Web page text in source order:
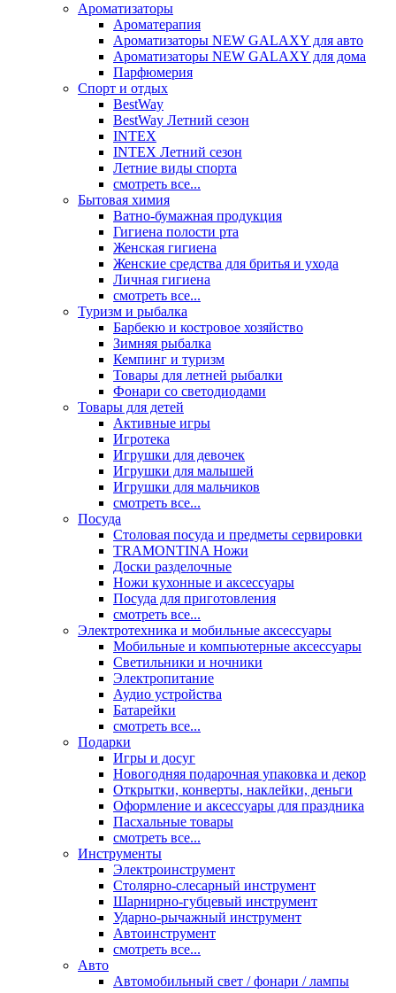
Ароматизаторы
Ароматерапия
Ароматизаторы NEW GALAXY для авто
Ароматизаторы NEW GALAXY для дома
Парфюмерия
Спорт и отдых
BestWay
BestWay Летний сезон
INTEX
INTEX Летний сезон
Летние виды спорта
смотреть все...
Бытовая химия
Ватно-бумажная продукция
Гигиена полости рта
Женская гигиена
Женские средства для бритья и ухода
Личная гигиена
смотреть все...
Туризм и рыбалка
Барбекю и костровое хозяйство
Зимняя рыбалка
Кемпинг и туризм
Товары для летней рыбалки
Фонари со светодиодами
Товары для детей
Активные игры
Игротека
Игрушки для девочек
Игрушки для малышей
Игрушки для мальчиков
смотреть все...
Посуда
Столовая посуда и предметы сервировки
TRAMONTINA Ножи
Доски разделочные
Ножи кухонные и аксессуары
Посуда для приготовления
смотреть все...
Электротехника и мобильные аксессуары
Мобильные и компьютерные аксессуары
Светильники и ночники
Электропитание
Аудио устройства
Батарейки
смотреть все...
Подарки
Игры и досуг
Новогодняя подарочная упаковка и декор
Открытки, конверты, наклейки, деньги
Оформление и аксессуары для праздника
Пасхальные товары
смотреть все...
Инструменты
Электроинструмент
Столярно-слесарный инструмент
Шарнирно-губцевый инструмент
Ударно-рычажный инструмент
Автоинструмент
смотреть все...
Авто
Автомобильный свет / фонари / лампы